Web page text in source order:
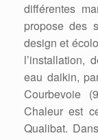
différentes
propose des
design et
l’installation,
eau daikin,
Courbevoie
Chaleur est
Qualibat.